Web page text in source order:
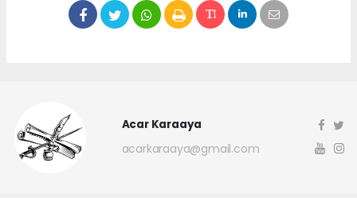
Acar Karaaya
acarkaraaya@gmail.com